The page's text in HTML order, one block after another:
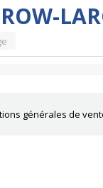
générales de